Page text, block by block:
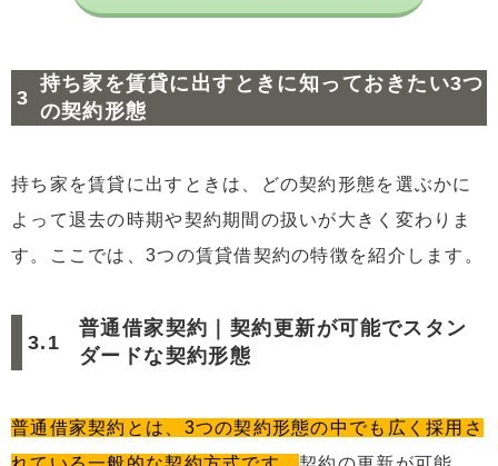
持ち家を賃貸に出すときに知っておきたい3つ
の契約形態
持ち家を賃貸に出すときは、どの契約形態を選ぶかに
よって退去の時期や契約期間の扱いが大きく変わりま
す。ここでは、3つの賃貸借契約の特徴を紹介します。
普通借家契約｜契約更新が可能でスタン
ダードな契約形態
普通借家契約とは、3つの契約形態の中でも広く採用さ